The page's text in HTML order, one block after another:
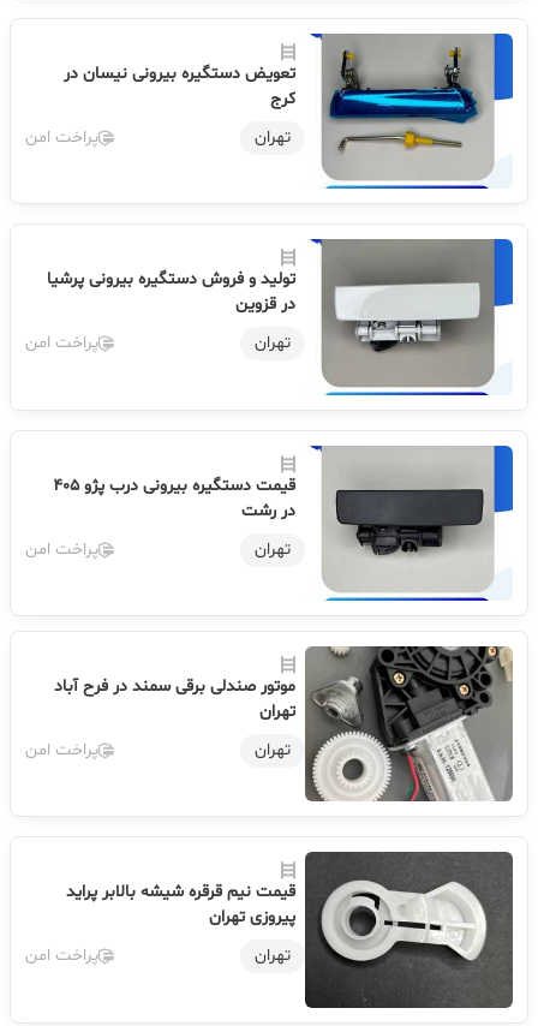
تعویض دستگیره بیرونی نیسان در
کرج
تهران
پراخت امن
تولید و فروش دستگیره بیرونی پرشیا
در قزوین
تهران
پراخت امن
قیمت دستگیره بیرونی درب پژو 405
در رشت
تهران
پراخت امن
موتور صندلی برقی سمند در فرح آباد
تهران
تهران
پراخت امن
قیمت نیم قرقره شیشه بالابر پراید
پیروزی تهران
تهران
پراخت امن